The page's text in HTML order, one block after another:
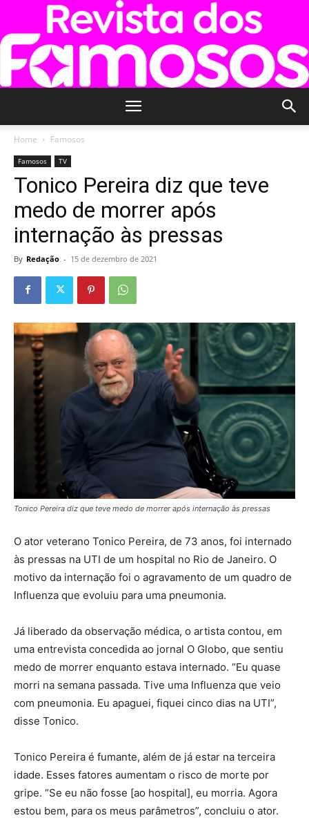
dos
Famosos
Home Famosos
Famosos TV
Tonico Pereira diz que teve
medo de morrer após
internação às pressas
By Redação - 15 de dezembro de 2021
Tonico Pereira diz que teve medo de morrer após internação às pressas
O ator veterano Tonico Pereira, de 73 anos, foi internado
às pressas na UTI de um hospital no Rio de Janeiro. O
motivo da internação foi o agravamento de um quadro de
Influenza que evoluiu para uma pneumonia.
Já liberado da observação médica, o artista contou, em
uma entrevista concedida ao jornal O Globo, que sentiu
medo de morrer enquanto estava internado. “Eu quase
morri na semana passada. Tive uma Influenza que veio
com pneumonia. Eu apaguei, fiquei cinco dias na UTI”,
disse Tonico.
Tonico Pereira é fumante, além de já estar na terceira
idade. Esses fatores aumentam o risco de morte por
gripe. “Se eu não fosse [ao hospital], eu morria. Agora
estou bem, para os meus parâmetros”, concluiu o ator.